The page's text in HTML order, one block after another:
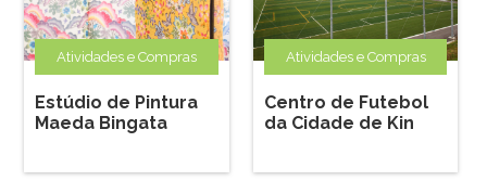
Atividades e Compras
Estúdio de Pintura
Maeda Bingata
Atividades e Compras
Centro de Futebol
da Cidade de Kin